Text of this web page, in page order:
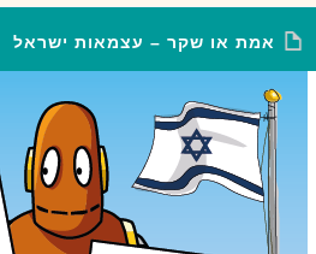
אמת או שקר – עצמאות ישראל